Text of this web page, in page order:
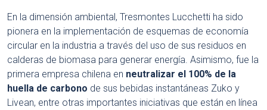
En la dimensión ambiental, Tresmontes Lucchetti ha sido
pionera en la implementación de esquemas de economía
circular en la industria a través del uso de sus residuos en
calderas de biomasa para generar energía. Asimismo, fue la
primera empresa chilena en neutralizar el 100% de la
huella de carbono de sus bebidas instantáneas Zuko y
Livean, entre otras importantes iniciativas que están en línea